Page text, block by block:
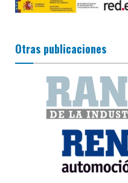
Otras publicaciones